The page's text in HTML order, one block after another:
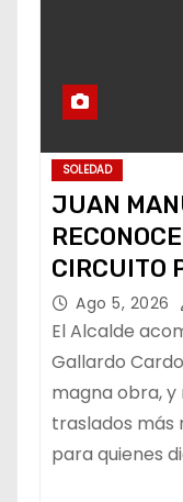
SOLEDAD
JUAN
CIRCUITO
LAAgo 5, 2026
El Alcalde
Gallardo
magna obra,
traslados más
para quienes